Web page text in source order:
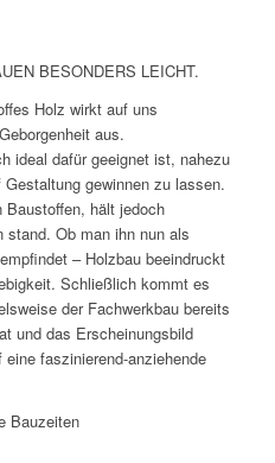
BESONDERS LEICHT.
Holz wirkt auf uns
aus.
ideal dafür geeignet ist, nahezu
gewinnen zu lassen.
hält jedoch
stand. Ob man ihn nun als
– Holzbau beeindruckt
Schließlich kommt es
der Fachwerkbau bereits
und das Erscheinungsbild
faszinierend-anziehende
Bauzeiten